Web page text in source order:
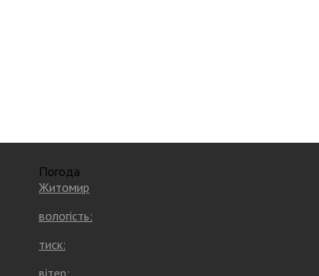
Погода
Житомир
вологість:
тиск:
вітер: